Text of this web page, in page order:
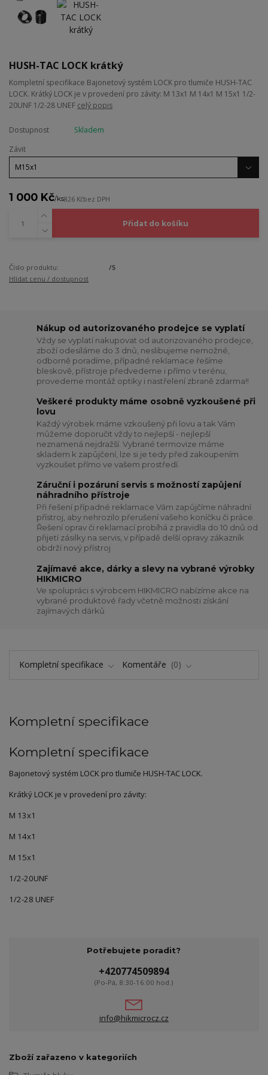
HUSH-TAC LOCK krátký
Kompletní specifikace Bajonetový systém LOCK pro tlumiče HUSH-TAC
LOCK. Krátký LOCK je v provedení pro závity: M 13x1 M 14x1 M 15x1 1/2-
20UNF 1/2-28 UNEF celý popis
Dostupnost
Skladem
Závit
1 000 Kč/ks826 Kčbez DPH
Přidat do košíku
Číslo produktu:
/5
Hlídat cenu / dostupnost
Nákup od autorizovaného prodejce se vyplatí
Vždy se vyplatí nakupovat od autorizovaného prodejce,
zboží odesíláme do 3 dnů, neslibujeme nemožné,
odborně poradíme, případné reklamace řešíme
bleskově, přístroje předvedeme i přímo v terénu,
provedeme montáž optiky i nastřelení zbraně zdarma!!
Veškeré produkty máme osobně vyzkoušené při
lovu
Každý výrobek máme vzkoušený při lovu a tak Vám
můžeme doporučit vždy to nejlepší - nejlepší
neznamená nejdražší. Vybrané termovize máme
skladem k zapůjčení, lze si je tedy před zakoupením
vyzkoušet přímo ve vašem prostředí.
Záruční i pozáruní servis s možností zapůjení
náhradního přístroje
Při řešení případné reklamace Vám zapůjčíme náhradní
přístroj, aby nehrozilo přerušení vašeho koníčku či práce.
Řešení oprav či reklamací probíhá z pravidla do 10 dnů od
přijetí zásilky na servis, v případě delší opravy zákazník
obdrží nový přístroj
Zajímavé akce, dárky a slevy na vybrané výrobky
HIKMICRO
Ve spolupráci s výrobcem HIKMICRO nabízíme akce na
vybrané produktové řady včetně možnosti získání
zajímavých dárků
Kompletní specifikace Komentáře 0
Kompletní specifikace
Kompletní specifikace
Bajonetový systém LOCK pro tlumiče HUSH-TAC LOCK.
Krátký LOCK je v provedení pro závity:
M 13x1
M 14x1
M 15x1
1/2-20UNF
1/2-28 UNEF
Potřebujete poradit?
+420774509894
(Po-Pá, 8:30-16:00 hod.)
info@hikmicrocz.cz
Zboží zařazeno v kategoriích